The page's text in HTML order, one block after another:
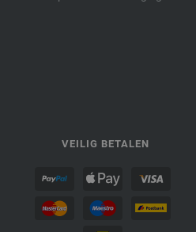
VEILIG BETALEN